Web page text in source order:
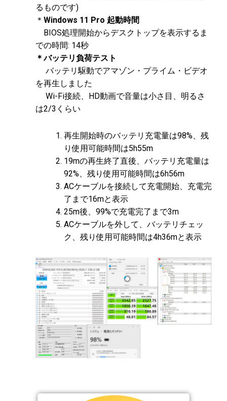
るものです)
＊ Windows 11 Pro 起動時間
BIOS処理開始からデスクトップを表示するま
での時間: 14秒
＊バッテリ負荷テスト
バッテリ駆動でアマゾン・プライム・ビデオ
を再生しました
Wi-Fi接続、HD動画で音量は小さ目、明るさ
は2/3くらい
再生開始時のバッテリ充電量は98%、残
り使用可能時間は5h55m
19mの再生終了直後、バッテリ充電量は
92%、残り使用可能時間は6h56m
ACケーブルを接続して充電開始、充電完
了まで16mと表示
25m後、99%で充電完了まで3m
ACケーブルを外して、バッテリチェッ
ク、残り使用可能時間は4h36mと表示